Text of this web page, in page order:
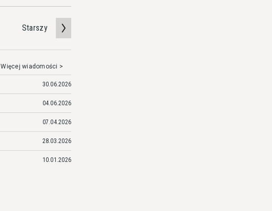
Starszy
Więcej wiadomości >
30.06.2026
04.06.2026
07.04.2026
28.03.2026
10.01.2026